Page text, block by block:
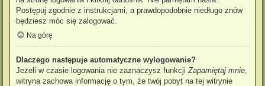
Postępuj zgodnie z instrukcjami, a prawdopodobnie niedługo znów
będziesz móc się zalogować.
Na górę
Dlaczego następuje automatyczne wylogowanie?
Jeżeli w czasie logowania nie zaznaczysz funkcji Zapamiętaj mnie
witryna zachowa informację o tym, że twój pobyt na tej witrynie